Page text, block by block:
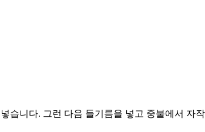
습니다. 그런 다음 들기름을 넣고 중불에서 자